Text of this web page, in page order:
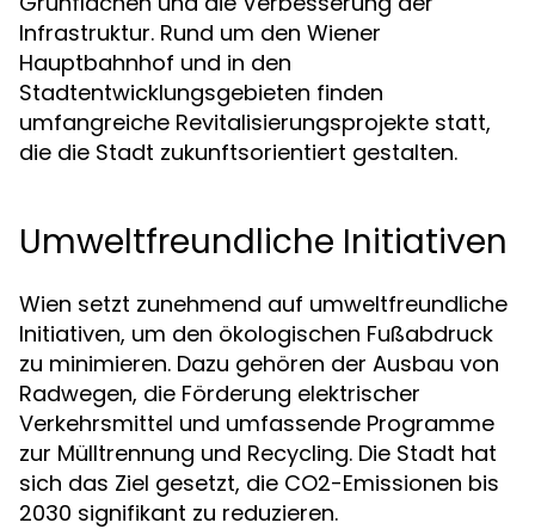
Infrastruktur. Rund um den Wiener
Hauptbahnhof und in den
Stadtentwicklungsgebieten finden
umfangreiche Revitalisierungsprojekte statt,
die die Stadt zukunftsorientiert gestalten.
Umweltfreundliche Initiativen
Wien setzt zunehmend auf umweltfreundliche
Initiativen, um den ökologischen Fußabdruck
zu minimieren. Dazu gehören der Ausbau von
Radwegen, die Förderung elektrischer
Verkehrsmittel und umfassende Programme
zur Mülltrennung und Recycling. Die Stadt hat
sich das Ziel gesetzt, die CO2-Emissionen bis
2030 signifikant zu reduzieren.